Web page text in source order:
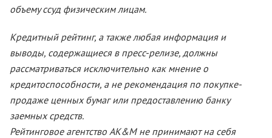
объему ссуд физическим лицам.
Кредитный рейтинг, а также любая информация и
выводы, содержащиеся в пресс-релизе, должны
рассматриваться исключительно как мнение о
кредитоспособности, а не рекомендация по покупке-
продаже ценных бумаг или предоставлению банку
заемных средств.
Рейтинговое агентство AK&M не принимают на себя